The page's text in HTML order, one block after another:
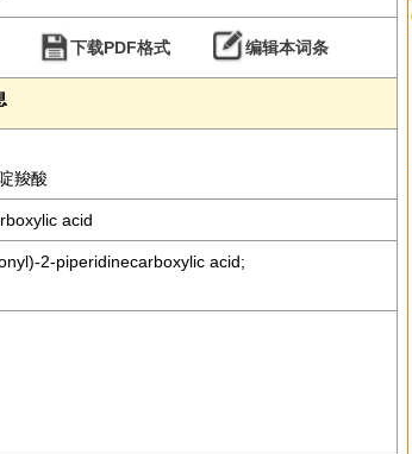
下载PDF格式 编辑本词条
羧酸
acid
2-piperidinecarboxylic acid;